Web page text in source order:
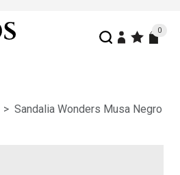
0
Sandalia Wonders Musa Negro